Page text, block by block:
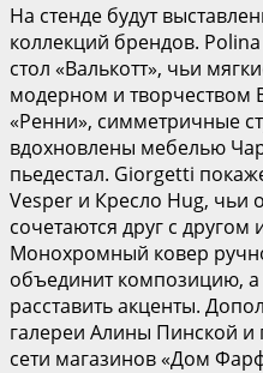
На стенде будут
коллекций брендов.
стол «Валькотт», чьи
модерном и творчеством
«Ренни», симметричные
вдохновлены мебелью
пьедестал. Giorgetti
Vesper и Кресло Hug, чьи
сочетаются друг с другом
Монохромный ковер
объединит композицию,
расставить акценты.
галереи Алины Пинской и
сети магазинов «Дом